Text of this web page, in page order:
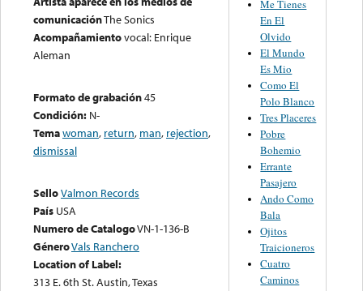
comunicaciónThe Sonics
Acompañamientovocal: Enrique
Aleman
Formato de grabación45
Condición: N-
Temawoman, return, man, rejection,
dismissal
SelloValmon Records
País USA
Numero de CatalogoVN-1-136-B
GéneroVals Ranchero
Location of Label:
313 E. 6th St. Austin, Texas
Me Tienes
En El
Olvido
El Mundo
Es Mio
Como El
Polo Blanco
Tres Placeres
Pobre
Bohemio
Errante
Pasajero
Ando Como
Bala
Ojitos
Traicioneros
Cuatro
Caminos